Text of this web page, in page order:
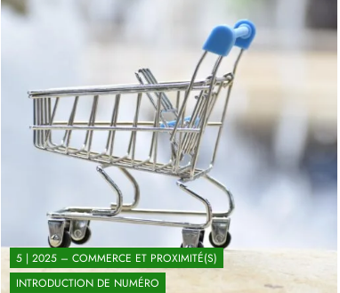
5 | 2025 – COMMERCE ET PROXIMITÉ(S)
INTRODUCTION DE NUMÉRO